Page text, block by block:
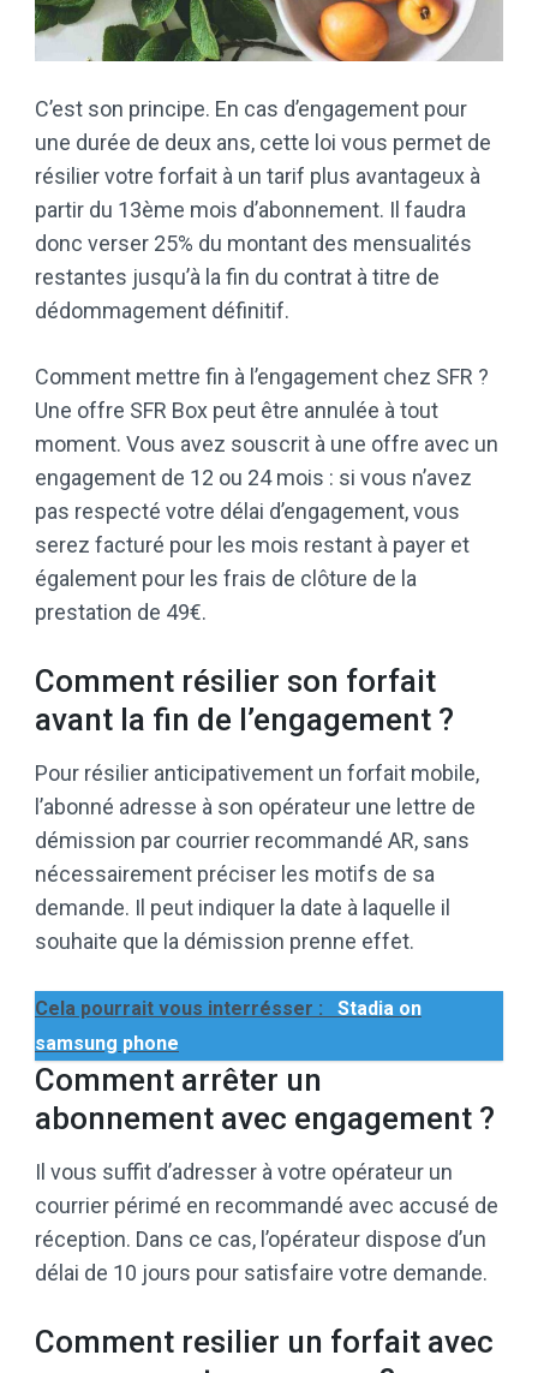
C’est son principe. En cas d’engagement pour
une durée de deux ans, cette loi vous permet de
résilier votre forfait à un tarif plus avantageux à
partir du 13ème mois d’abonnement. Il faudra
donc verser 25% du montant des mensualités
restantes jusqu’à la fin du contrat à titre de
dédommagement définitif.
Comment mettre fin à l’engagement chez SFR ?
Une offre SFR Box peut être annulée à tout
moment. Vous avez souscrit à une offre avec un
engagement de 12 ou 24 mois : si vous n’avez
pas respecté votre délai d’engagement, vous
serez facturé pour les mois restant à payer et
également pour les frais de clôture de la
prestation de 49€.
Comment résilier son forfait
avant la fin de l’engagement ?
Pour résilier anticipativement un forfait mobile,
l’abonné adresse à son opérateur une lettre de
démission par courrier recommandé AR, sans
nécessairement préciser les motifs de sa
demande. Il peut indiquer la date à laquelle il
souhaite que la démission prenne effet.
Cela pourrait vous interrésser :
Stadia on
samsung phone
Comment arrêter un
abonnement avec engagement ?
Il vous suffit d’adresser à votre opérateur un
courrier périmé en recommandé avec accusé de
réception. Dans ce cas, l’opérateur dispose d’un
délai de 10 jours pour satisfaire votre demande.
Comment resilier un forfait avec